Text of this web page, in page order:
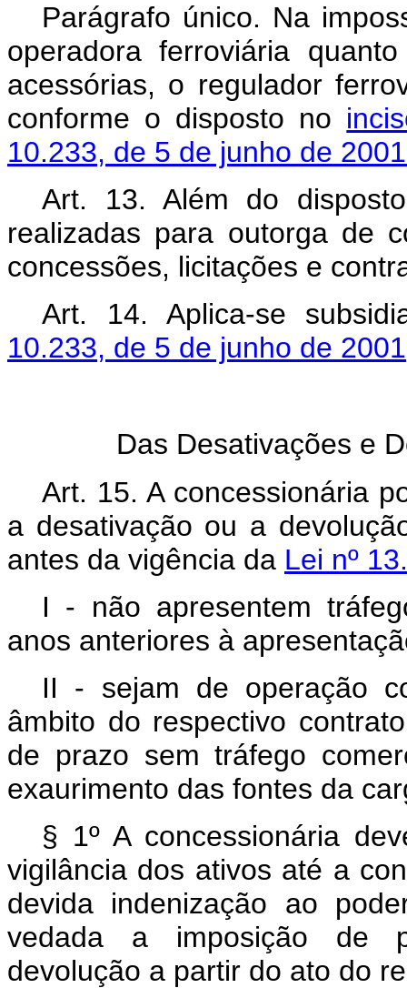
Parágrafo único. Na
operadora ferroviária
acessórias, o regulador
conforme o disposto no
10.233, de 5 de junho de
Art. 13. Além do
realizadas para outorga de
concessões, licitações e
Art. 14. Aplica-se
10.233, de 5 de junho de
Das Desativações e
Art. 15. A concessionária
a desativação ou a
antes da vigência da Lei nº
I - não apresentem
anos anteriores à
II - sejam de operação
âmbito do respectivo
de prazo sem tráfego
exaurimento das fontes da
§ 1º A concessionária
vigilância dos ativos até a
devida indenização ao
vedada a imposição de
devolução a partir do ato do